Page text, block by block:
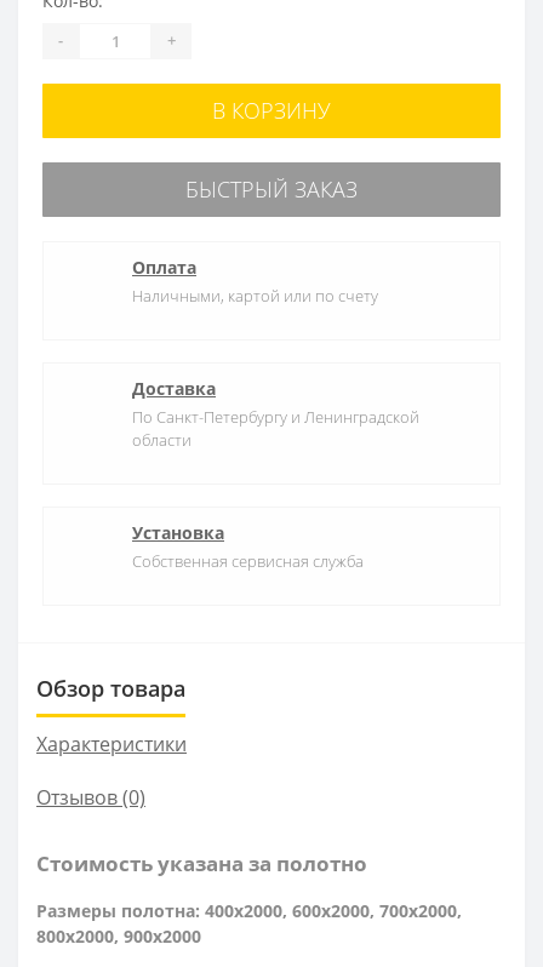
- +
В КОРЗИНУ
БЫСТРЫЙ ЗАКАЗ
Оплата
Наличными, картой или по счету
Доставка
По Санкт-Петербургу и Ленинградской
области
Установка
Собственная сервисная служба
Обзор товара
Характеристики
Отзывов (0)
Стоимость указана за полотно
Размеры полотна: 400x2000, 600x2000, 700x2000,
800x2000, 900x2000